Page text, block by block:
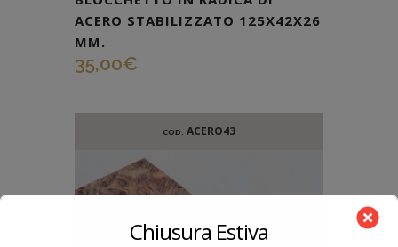
ACERO STABILIZZATO 125X42X26
MM.
35,00€
COD: ACERO43
Chiusura Estiva